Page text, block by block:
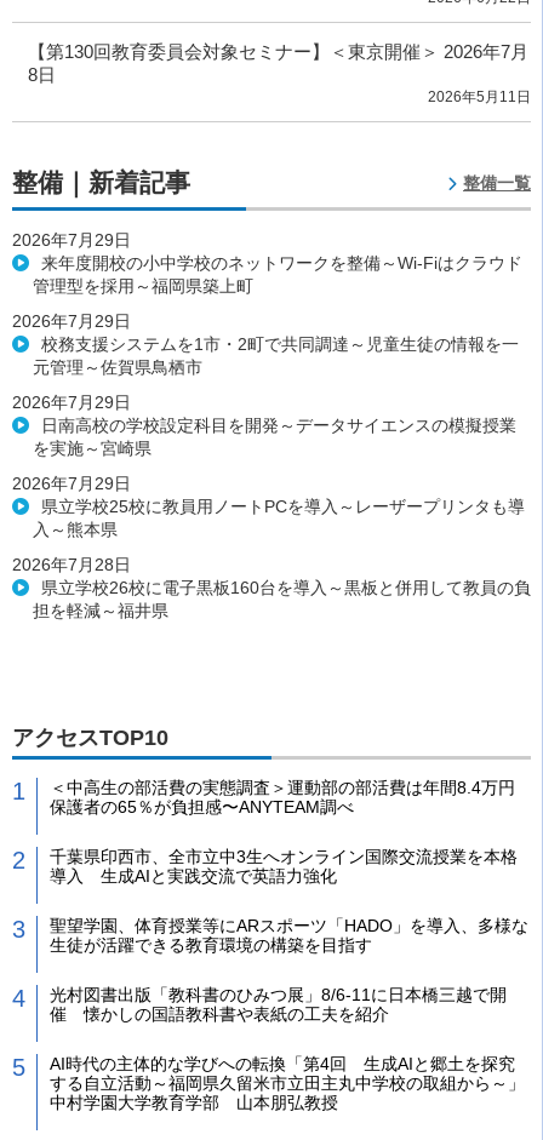
【第130回教育委員会対象セミナー】＜東京開催＞ 2026年7月
8日
2026年5月11日
整備｜新着記事 整備一覧
2026年7月29日
来年度開校の小中学校のネットワークを整備～Wi-Fiはクラウド
管理型を採用～福岡県築上町
2026年7月29日
校務支援システムを1市・2町で共同調達～児童生徒の情報を一
元管理～佐賀県鳥栖市
2026年7月29日
日南高校の学校設定科目を開発～データサイエンスの模擬授業
を実施～宮崎県
2026年7月29日
県立学校25校に教員用ノートPCを導入～レーザープリンタも導
入～熊本県
2026年7月28日
県立学校26校に電子黒板160台を導入～黒板と併用して教員の負
担を軽減～福井県
アクセスTOP10
＜中高生の部活費の実態調査＞運動部の部活費は年間8.4万円
保護者の65％が負担感〜ANYTEAM調べ
千葉県印西市、全市立中3生へオンライン国際交流授業を本格
導入 生成AIと実践交流で英語力強化
聖望学園、体育授業等にARスポーツ「HADO」を導入、多様な
生徒が活躍できる教育環境の構築を目指す
光村図書出版「教科書のひみつ展」8/6-11に日本橋三越で開
催 懐かしの国語教科書や表紙の工夫を紹介
AI時代の主体的な学びへの転換「第4回 生成AIと郷土を探究
する自立活動～福岡県久留米市立田主丸中学校の取組から～」
中村学園大学教育学部 山本朋弘教授